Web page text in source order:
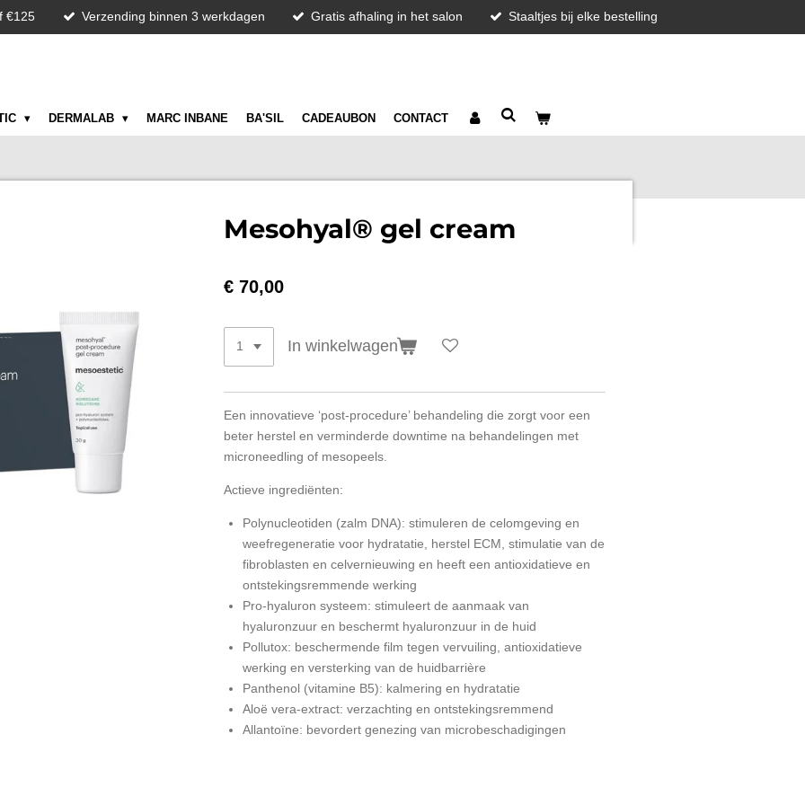
€125 Verzending binnen 3 werkdagen Gratis afhaling in het salon Staaltjes bij elke bestelling
DERMALAB MARC INBANE BA'SIL CADEAUBON CONTACT
Mesohyal® gel cream
€ 70,00
In winkelwagen
Een innovatieve ‘post-procedure’ behandeling die zorgt voor een
beter herstel en verminderde downtime na behandelingen met
microneedling of mesopeels.
Actieve ingrediënten:
Polynucleotiden (zalm DNA): stimuleren de celomgeving en
weefregeneratie voor hydratatie, herstel ECM, stimulatie van de
fibroblasten en celvernieuwing en heeft een antioxidatieve en
ontstekingsremmende werking
Pro-hyaluron systeem: stimuleert de aanmaak van
hyaluronzuur en beschermt hyaluronzuur in de huid
Pollutox: beschermende film tegen vervuiling, antioxidatieve
werking en versterking van de huidbarrière
Panthenol (vitamine B5): kalmering en hydratatie
Aloë vera-extract: verzachting en ontstekingsremmend
Allantoïne: bevordert genezing van microbeschadigingen